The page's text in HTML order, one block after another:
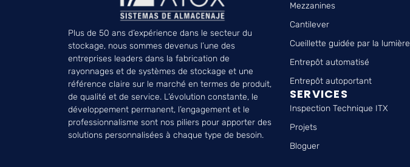
Plus de 50 ans d’expérience dans le secteur du
stockage, nous sommes devenus l’une des
entreprises leaders dans la fabrication de
rayonnages et de systèmes de stockage et une
référence claire sur le marché en termes de produit,
de qualité et de service. L’évolution constante, le
développement permanent, l’engagement et le
professionnalisme sont nos piliers pour apporter des
solutions personnalisées à chaque type de besoin.
Mezzanines
Cantilever
Cueillette guidée par la lumière
Entrepôt automatisé
Entrepôt autoportant
SERVICES
Inspection Technique ITX
Projets
Bloguer